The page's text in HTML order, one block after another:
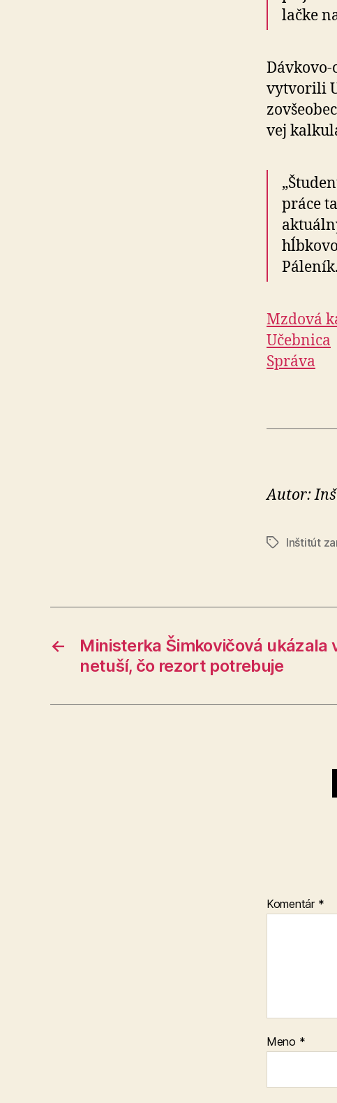
lačke
Dávkovo-
vytvorili
vej
práce
Páleník.
Mzdová
Učebnica
Správa
Autor:
ZnačkyInštitút
←
Ministerka Šimkovičová ukázala
netuší, čo rezort potrebuje
Komentár *
Meno *